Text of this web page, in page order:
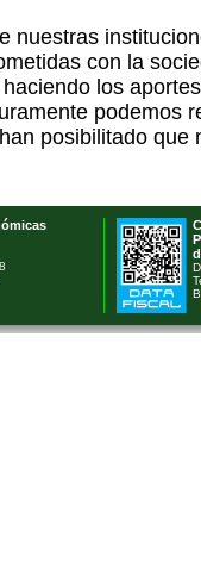
nuestras
con la
los
podemos
posibilitado que